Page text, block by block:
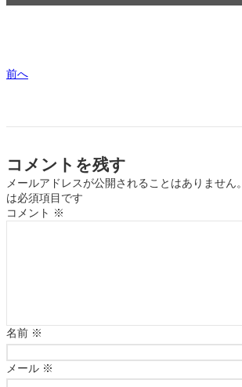
前へ
コメントを残す
メールアドレスが公開されることはありません。
は必須項目です
コメント ※
名前 ※
メール ※